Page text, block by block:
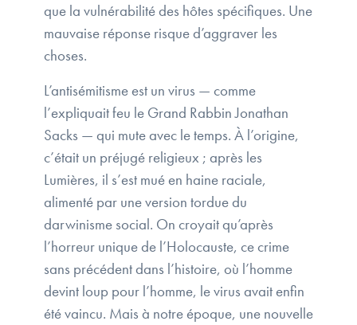
que la vulnérabilité des hôtes spécifiques. Une
mauvaise réponse risque d’aggraver les
choses.
L’antisémitisme est un virus — comme
l’expliquait feu le Grand Rabbin Jonathan
Sacks — qui mute avec le temps. À l’origine,
c’était un préjugé religieux ; après les
Lumières, il s’est mué en haine raciale,
alimenté par une version tordue du
darwinisme social. On croyait qu’après
l’horreur unique de l’Holocauste, ce crime
sans précédent dans l’histoire, où l’homme
devint loup pour l’homme, le virus avait enfin
été vaincu. Mais à notre époque, une nouvelle